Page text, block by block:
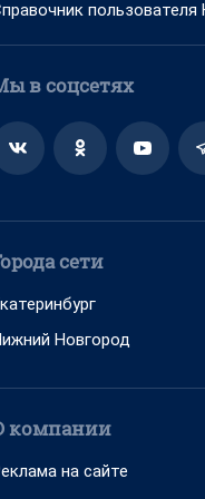
пользователя
в соцсетях
сети
Новгород
компании
на сайте